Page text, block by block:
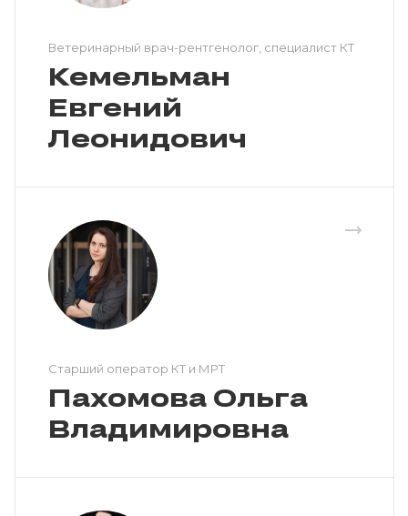
Ветеринарный врач-рентгенолог, специалист КТ
Кемельман
Евгений
Леонидович
Cтарший оператор КТ и МРТ
Пахомова Ольга
Владимировна